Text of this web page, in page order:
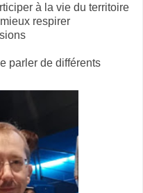
à la vie du territoire
respirer
parler de différents